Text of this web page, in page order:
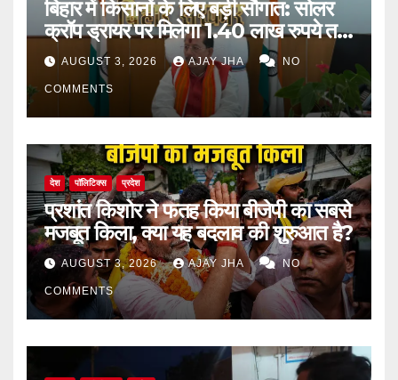
बिहार में किसानों के लिए बड़ी सौगात: सोलर
क्रॉप ड्रायर पर मिलेगा 1.40 लाख रुपये तक
का अनुदान
AUGUST 3, 2026 AJAY JHA NO
COMMENTS
देश पॉलिटिक्स प्रदेश
प्रशांत किशोर ने फतह किया बीजेपी का सबसे
मजबूत किला, क्या यह बदलाव की शुरुआत है?
AUGUST 3, 2026 AJAY JHA NO
COMMENTS